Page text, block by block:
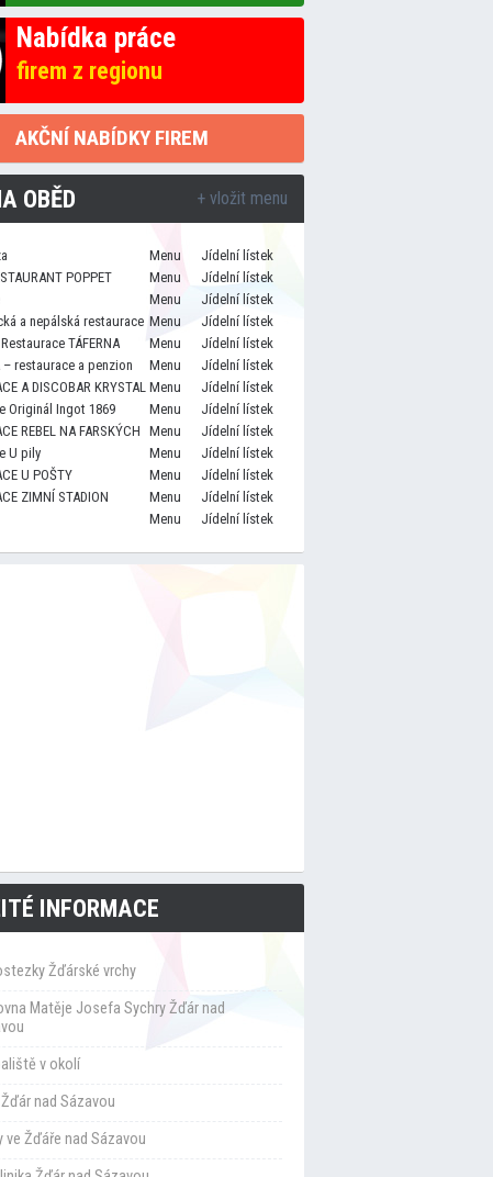
Nabídka práce
firem z regionu
AKČNÍ NABÍDKY FIREM
OBĚD + vložit menu
Menu
Jídelní lístek
POPPET
Menu
Jídelní lístek
Menu
Jídelní lístek
a nepálská restaurace Menu
Jídelní lístek
TÁFERNA
Menu
Jídelní lístek
– restaurace a penzion
Menu
Jídelní lístek
A DISCOBAR KRYSTAL Menu
Jídelní lístek
Originál Ingot 1869
Menu
Jídelní lístek
REBEL NA FARSKÝCH Menu
Jídelní lístek
U pily
Menu
Jídelní lístek
U POŠTY
Menu
Jídelní lístek
ZIMNÍ STADION
Menu
Jídelní lístek
Menu Jídelní lístek
INFORMACE
Žďárské vrchy
Matěje Josefa Sychry Žďár nad
v okolí
Žďár nad Sázavou
ve Žďáře nad Sázavou